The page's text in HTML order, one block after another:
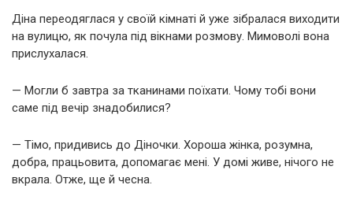
Діна переодяглася у своїй кімнаті й уже зібралася виходити
на вулицю, як почула під вікнами розмову. Мимоволі вона
прислухалася.
— Могли б завтра за тканинами поїхати. Чому тобі вони
саме під вечір знадобилися?
— Тімо, придивись до Діночки. Хороша жінка, розумна,
добра, працьовита, допомагає мені. У домі живе, нічого не
вкрала. Отже, ще й чесна.